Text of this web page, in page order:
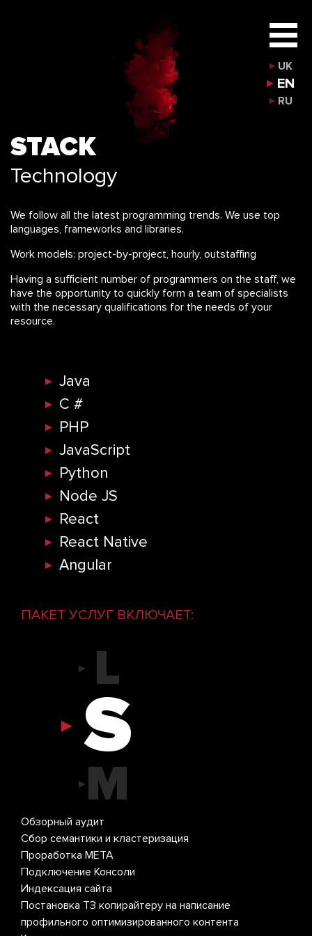
EN
UK
RU
STACK
Technology
We follow all the latest programming trends. We use top
languages, frameworks and libraries.
Work models: project-by-project, hourly, outstaffing
Having a sufficient number of programmers on the staff, we
have the opportunity to quickly form a team of specialists
with the necessary qualifications for the needs of your
resource.
Java
C #
PHP
JavaScript
Python
Node JS
React
React Native
Angular
ПАКЕТ УСЛУГ ВКЛЮЧАЕТ:
Обзорный аудит
Сбор семантики и кластеризация
Проработка МЕТА
Подключение Консоли
Индексация сайта
Постановка ТЗ копирайтеру на написание
профильного оптимизированного контента
S
M
L
S
M
L
S